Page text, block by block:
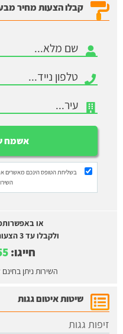
קבלו הצעות מחיר
בשליחת הטופס הינכם מאשרים
או
ולקבלו עד 3 הצעות מחיר שונות לבקשתכם
חייגו:
השירות ניתן
שיטות איטום גגות
זיפות גגות